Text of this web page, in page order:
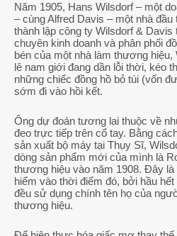
Năm 1905, Hans Wilsdorf – một
– cùng Alfred Davis – một nhà
thành lập công ty Wilsdorf & Davis
chuyên kinh doanh và phân phối
bén của một nhà làm thương hiệu,
lê nam giới đang dần lỗi thời, kéo
những chiếc đồng hồ bỏ túi (vốn
sớm đi vào hồi kết.
Ông dự đoán tương lai thuộc về
đeo trực tiếp trên cổ tay. Bằng
sản xuất bộ máy tại Thụy Sĩ,
dòng sản phẩm mới của mình là
thương hiệu vào năm 1908. Đây
hiểm vào thời điểm đó, bởi hầu
đều sử dụng chính tên họ của
thương hiệu.